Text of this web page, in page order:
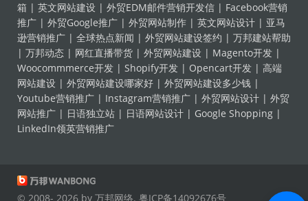
箱 | 英文网站建设 | 外贸EDM邮件营销开发信 | Facebook营销
推广 | 外贸Google推广 | 外贸网站制作 | 英文网站设计 | 亚马
逊营销推广 | 全球热点新闻 | 外贸网站建设签约 | 万邦建站帮助
| 万邦动态 | 网红直播带货 | 外贸网站建设 | Magento开发 |
Woocommmerce开发 | Shopify开发 | Opencart开发 | 高端
网站建设 | 外贸网站建设哪家好 | 外贸网站建设多少钱 |
Youtube营销推广 | Instagram营销推广 | 外贸网站设计 | 外贸
网站推广 | 日语独立站 | 日语网站设计 | Google Shopping |
LinkedIn领英营销推广
© 2008- 2026 by 万邦网络. 粤ICP备14092676号